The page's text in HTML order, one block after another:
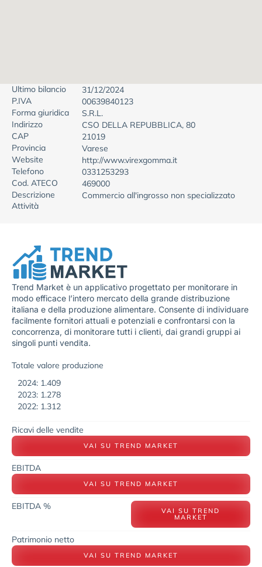
Ultimo bilancio
31/12/2024
P.IVA
00639840123
Forma giuridica
S.R.L.
Indirizzo
CSO DELLA REPUBBLICA, 80
CAP
21019
Provincia
Varese
Website
http://www.virexgomma.it
Telefono
0331253293
Cod. ATECO
469000
Descrizione
Attività
Commercio all'ingrosso non specializzato
Trend Market è un applicativo progettato per monitorare in
modo efficace l’intero mercato della grande distribuzione
italiana e della produzione alimentare. Consente di individuare
facilmente fornitori attuali e potenziali e confrontarsi con la
concorrenza, di monitorare tutti i clienti, dai grandi gruppi ai
singoli punti vendita.
Totale valore produzione
2024: 1.409
2023: 1.278
2022: 1.312
Ricavi delle vendite
VAI SU TREND MARKET
EBITDA
VAI SU TREND MARKET
EBITDA % VAI SU TREND
MARKET
Patrimonio netto
VAI SU TREND MARKET